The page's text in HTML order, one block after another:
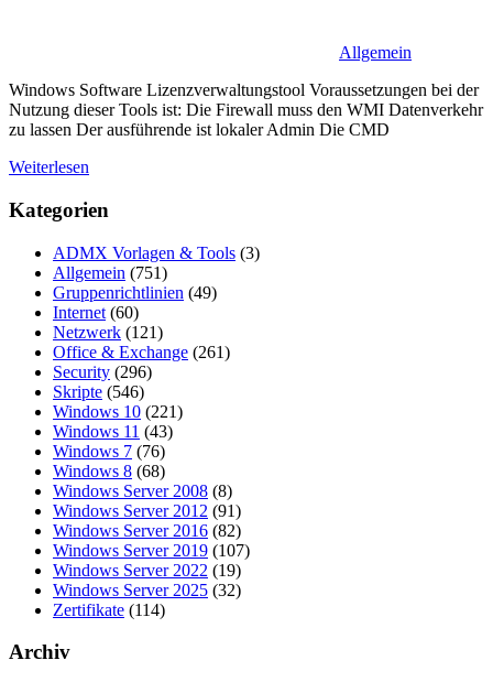
Allgemein
Windows Software Lizenzverwaltungstool Voraussetzungen bei der
Nutzung dieser Tools ist: Die Firewall muss den WMI Datenverkehr
zu lassen Der ausführende ist lokaler Admin Die CMD
Weiterlesen
Kategorien
ADMX Vorlagen & Tools (3)
Allgemein (751)
Gruppenrichtlinien (49)
Internet (60)
Netzwerk (121)
Office & Exchange (261)
Security (296)
Skripte (546)
Windows 10 (221)
Windows 11 (43)
Windows 7 (76)
Windows 8 (68)
Windows Server 2008 (8)
Windows Server 2012 (91)
Windows Server 2016 (82)
Windows Server 2019 (107)
Windows Server 2022 (19)
Windows Server 2025 (32)
Zertifikate (114)
Archiv